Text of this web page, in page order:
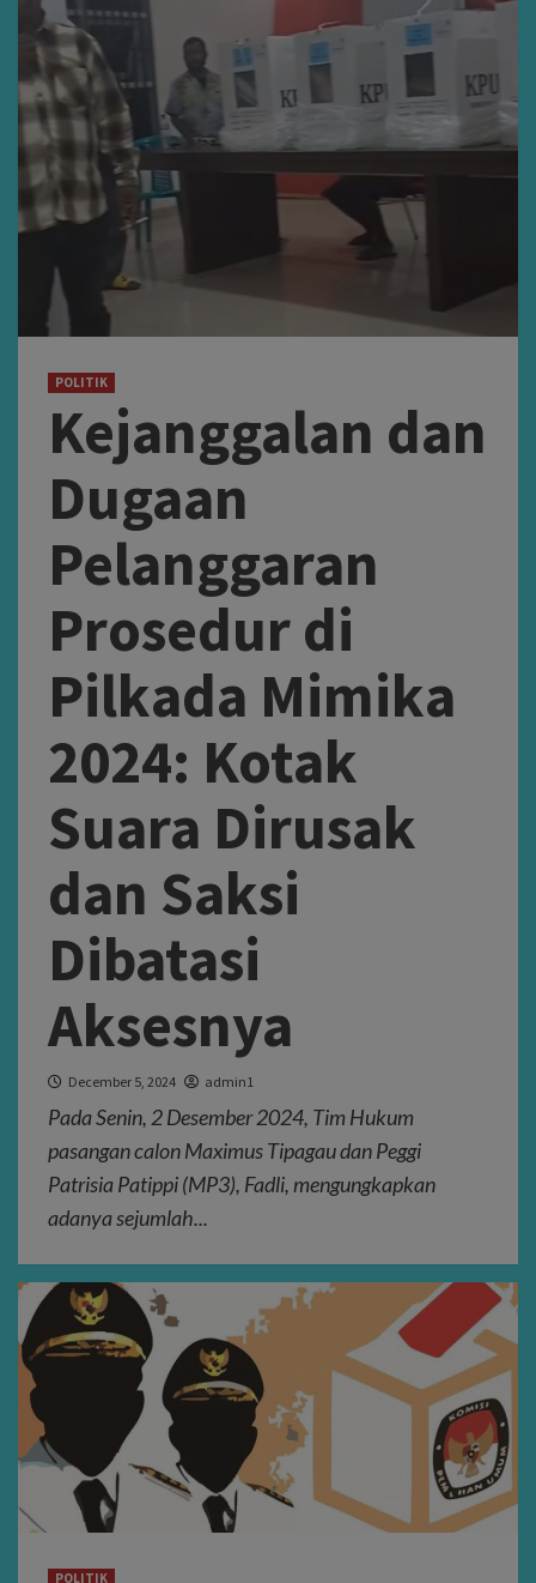
POLITIK
Kejanggalan dan
Dugaan
Pelanggaran
Prosedur di
Pilkada Mimika
2024: Kotak
Suara Dirusak
dan Saksi
Dibatasi
Aksesnya
December 5, 2024 admin1
Pada Senin, 2 Desember 2024, Tim Hukum
pasangan calon Maximus Tipagau dan Peggi
Patrisia Patippi (MP3), Fadli, mengungkapkan
adanya sejumlah...
POLITIK